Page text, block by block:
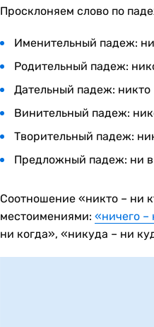
Просклоняем слово по
Именительный падеж:
Родительный падеж:
Дательный падеж: никто
Винительный падеж:
Творительный падеж:
Предложный падеж: ни
Соотношение «никто – ни
местоимениями: «ничего –
ни когда», «никуда – ни